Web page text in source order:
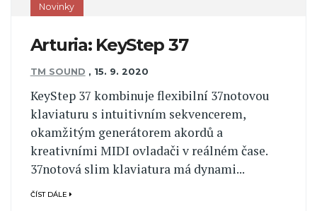
Novinky
Arturia: KeyStep 37
TM SOUND , 15. 9. 2020
KeyStep 37 kombinuje flexibilní 37notovou
klaviaturu s intuitivním sekvencerem,
okamžitým generátorem akordů a
kreativními MIDI ovladači v reálném čase.
37notová slim klaviatura má dynami...
ČÍST DÁLE